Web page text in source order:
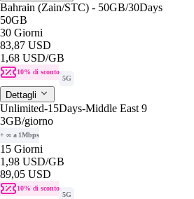
Bahrain (Zain/STC) - 50GB/30Days
50GB
30 Giorni
83,87 USD
1,68 USD/GB
10% di sconto
5G
Dettagli
Unlimited-15Days-Middle East 9
3GB/giorno
+ ∞ a 1Mbps
15 Giorni
1,98 USD/GB
89,05 USD
10% di sconto
5G